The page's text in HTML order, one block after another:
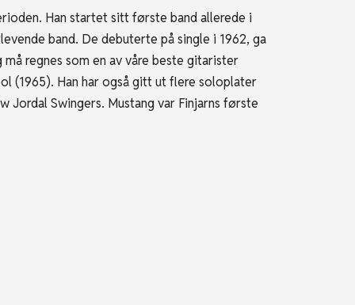
Han startet sitt første band allerede i
band. De debuterte på single i 1962, ga
regnes som en av våre beste gitarister
(1965). Han har også gitt ut flere soloplater
Jordal Swingers. Mustang var Finjarns første